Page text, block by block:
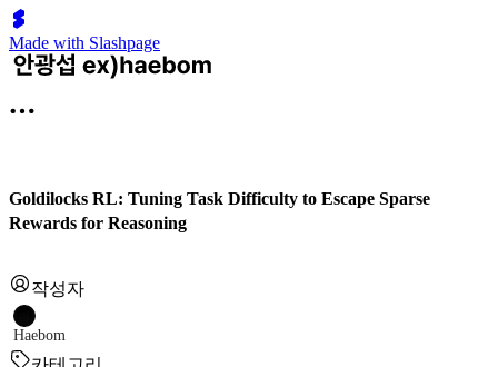
Made with Slashpage
Goldilocks RL: Tuning Task Difficulty to Escape Sparse
Rewards for Reasoning
작성자
Haebom